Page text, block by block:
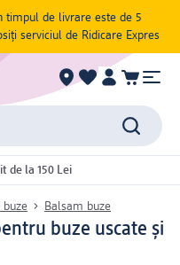
timpul de livrare este de 5
serviciul de Ridicare Expres
de la 150 Lei
buze Balsam buze
buze uscate și